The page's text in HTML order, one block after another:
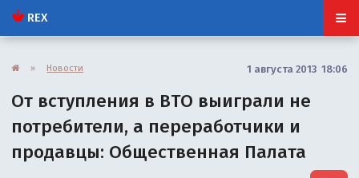
REX
» Новости 1 августа 2013 18:06
От вступления в ВТО выиграли не
потребители, а переработчики и
продавцы: Общественная Палата